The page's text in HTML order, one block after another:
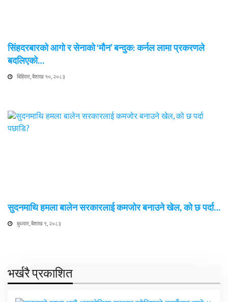
सिंहदरबारको आगो र सेनाको ‘मौन’ बन्दुक: कर्नल लामा प्रकरणले
बदलिएको…
बिहिवार, बैशाख १०, २०८३
सुदनमाथि हमला बालेन सरकारलाई कमजोर बनाउने खेल, को छ पर्दा…
बुधवार, बैशाख ९, २०८३
भर्खरै प्रकाशित